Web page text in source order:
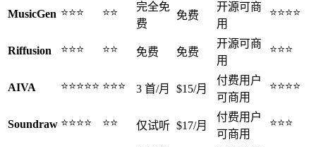
MusicGen ⭐⭐⭐ ⭐⭐
完全免
费
免费
开源可商
用
⭐⭐⭐⭐
Riffusion ⭐⭐⭐ ⭐⭐ 免费 免费
开源可商
用
⭐⭐⭐
AIVA ⭐⭐⭐⭐⭐ ⭐⭐⭐ 3 首/月 $15/月
付费用户
可商用
⭐⭐⭐⭐
Soundraw ⭐⭐⭐⭐ ⭐⭐ 仅试听 $17/月
付费用户
可商用
⭐⭐⭐